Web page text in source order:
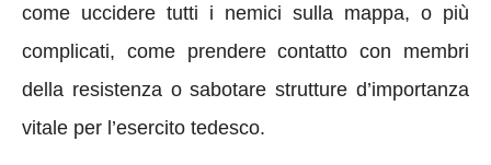
come uccidere tutti i nemici sulla mappa, o più
complicati, come prendere contatto con membri
della resistenza o sabotare strutture d’importanza
vitale per l’esercito tedesco.